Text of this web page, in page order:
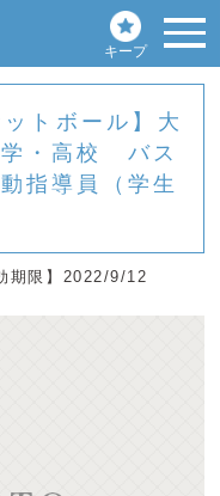
キープ
トボール】大
学・高校 バス
指導員（学生
期限】2022/9/12